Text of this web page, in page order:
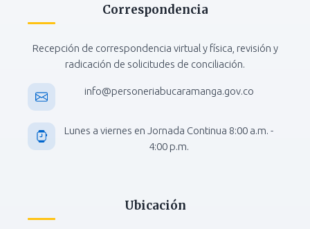
Correspondencia
Recepción de correspondencia virtual y física, revisión y
radicación de solicitudes de conciliación.
info@personeriabucaramanga.gov.co
Lunes a viernes en Jornada Continua 8:00 a.m. -
4:00 p.m.
Ubicación